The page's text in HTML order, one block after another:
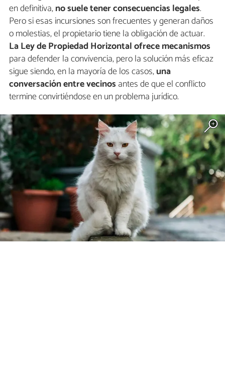
en definitiva,no suele tener consecuencias legales.
Pero si esas incursiones son frecuentes y generan daños
o molestias, el propietario tiene la obligación de actuar.
La Ley de Propiedad Horizontal ofrece mecanismos
para defender la convivencia, pero la solución más eficaz
sigue siendo, en la mayoría de los casos,una
conversación entre vecinos antes de que el conflicto
termine convirtiéndose en un problema jurídico.